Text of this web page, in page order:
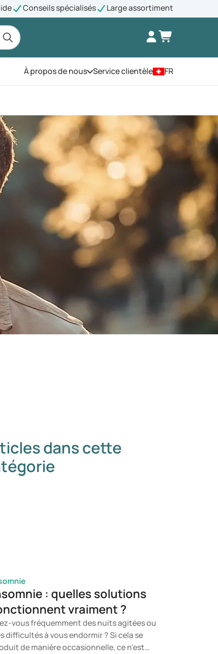
Conseils spécialisés Large assortiment
À propos de nousOuvrez le menu
Service clientèle FR
dans cette
: quelles solutions
vraiment ?
vous fréquemment des nuits agitées ou
difficultés à vous endormir ? Si cela se
de manière occasionnelle, ce n'est